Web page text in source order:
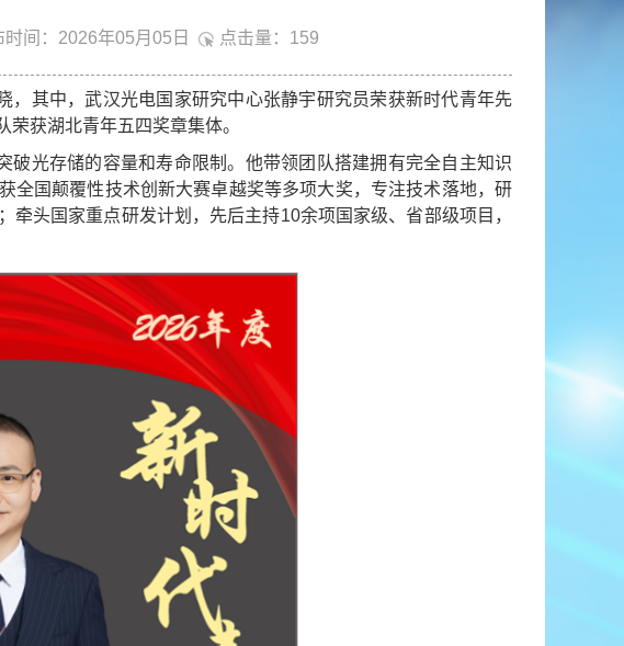
时间：2026年05月05日 点击量： 159
，其中，武汉光电国家研究中心张静宇研究员荣获新时代青年先
获湖北青年五四奖章集体。
破光存储的容量和寿命限制。他带领团队搭建拥有完全自主知识
全国颠覆性技术创新大赛卓越奖等多项大奖，专注技术落地，研
头国家重点研发计划，先后主持10余项国家级、省部级项目，